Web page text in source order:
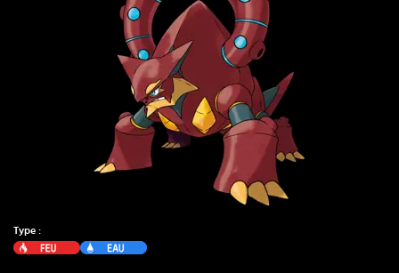
Type :
Feu
Eau